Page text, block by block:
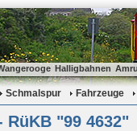
Halligbahnen
Schmalspur Fahrzeuge
RüKB "99 4632"